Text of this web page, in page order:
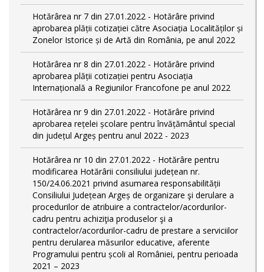
Hotărârea nr 7 din 27.01.2022 - Hotărâre privind
aprobarea plății cotizației către Asociația Localităților și
Zonelor Istorice și de Artă din România, pe anul 2022
Hotărârea nr 8 din 27.01.2022 - Hotărâre privind
aprobarea plății cotizației pentru Asociația
Internațională a Regiunilor Francofone pe anul 2022
Hotărârea nr 9 din 27.01.2022 - Hotărâre privind
aprobarea rețelei școlare pentru învățământul special
din județul Argeș pentru anul 2022 - 2023
Hotărârea nr 10 din 27.01.2022 - Hotărâre pentru
modificarea Hotărârii consiliului județean nr.
150/24.06.2021 privind asumarea responsabilității
Consiliului Județean Argeș de organizare şi derulare a
procedurilor de atribuire a contractelor/acordurilor-
cadru pentru achiziţia produselor şi a
contractelor/acordurilor-cadru de prestare a serviciilor
pentru derularea măsurilor educative, aferente
Programului pentru școli al României, pentru perioada
2021 – 2023